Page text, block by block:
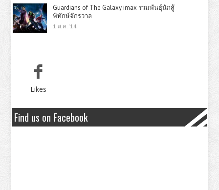
Guardians of The Galaxy imax รวมพันธุ์นักสู้
พิทักษ์จักรวาล
1 ส.ค. '14
Likes
Find us on Facebook